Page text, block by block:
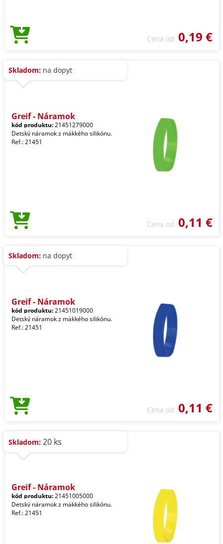
Cena od 0,19 €
Skladom: na dopyt
Greif - Náramok
kód produktu:21451279000
Detský náramok z mäkkého silikónu.
Ref.: 21451
Cena od 0,11 €
Skladom: na dopyt
Greif - Náramok
kód produktu:21451019000
Detský náramok z mäkkého silikónu.
Ref.: 21451
Cena od 0,11 €
Skladom: 20 ks
Greif - Náramok
kód produktu:21451005000
Detský náramok z mäkkého silikónu.
Ref.: 21451